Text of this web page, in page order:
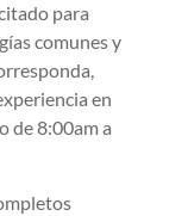
para
comunes y
en
de 8:00am a